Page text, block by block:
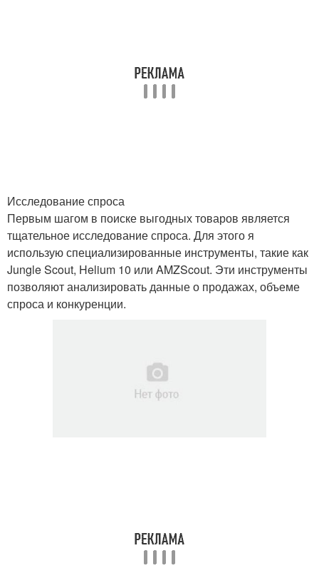
Исследование спроса
Первым шагом в поиске выгодных товаров является
тщательное исследование спроса. Для этого я
использую специализированные инструменты, такие как
Jungle Scout, Helium 10 или AMZScout. Эти инструменты
позволяют анализировать данные о продажах, объеме
спроса и конкуренции.